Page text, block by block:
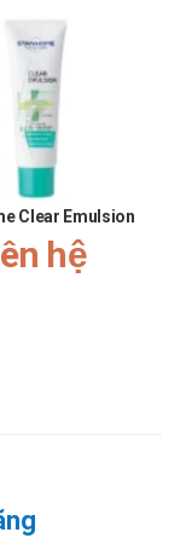
Clear Emulsion
hệ